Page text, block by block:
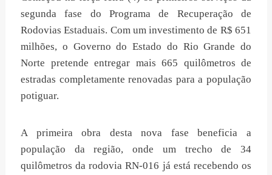
segunda fase do Programa de Recuperação de
Rodovias Estaduais. Com um investimento de R$ 651
milhões, o Governo do Estado do Rio Grande do
Norte pretende entregar mais 665 quilômetros de
estradas completamente renovadas para a população
potiguar.
A primeira obra desta nova fase beneficia a
população da região, onde um trecho de 34
quilômetros da rodovia RN-016 já está recebendo os